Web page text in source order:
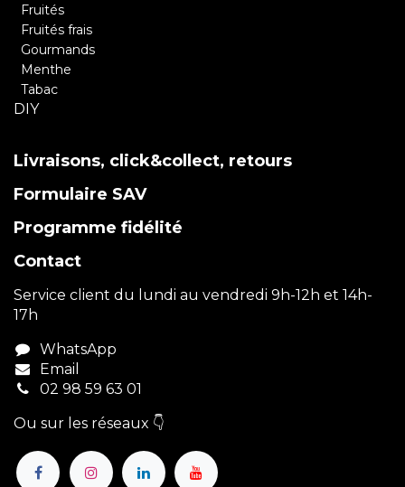
Fruités
Fruités frais
Gourmands
Menthe
Tabac
DIY
Livraisons, click&collect, retours
Formulaire SAV
Programme fidélité
Contact
Service client du lundi au vendredi 9h-12h et 14h-
17h
WhatsApp
Email
02 98 59 63 01
Ou sur les réseaux 👇